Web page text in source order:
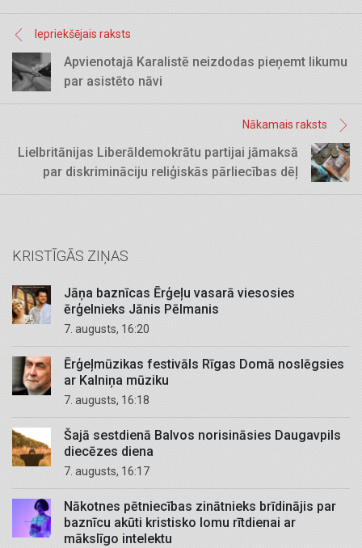
Iepriekšējais raksts
Apvienotajā Karalistē neizdodas pieņemt likumu
par asistēto nāvi
Nākamais raksts
Lielbritānijas Liberāldemokrātu partijai jāmaksā
par diskrimināciju reliģiskās pārliecības dēļ
KRISTĪGĀS ZIŅAS
Jāņa baznīcas Ērģeļu vasarā viesosies
ērģelnieks Jānis Pēlmanis
7. augusts, 16:20
Ērģeļmūzikas festivāls Rīgas Domā noslēgsies
ar Kalniņa mūziku
7. augusts, 16:18
Šajā sestdienā Balvos norisināsies Daugavpils
diecēzes diena
7. augusts, 16:17
Nākotnes pētniecības zinātnieks brīdinājis par
baznīcu akūti kristisko lomu rītdienai ar
mākslīgo intelektu